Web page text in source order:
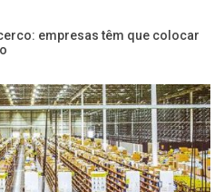
empresas têm que colocar